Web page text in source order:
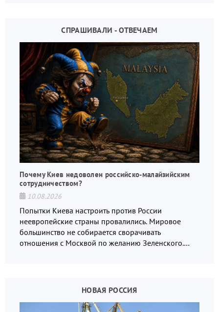
СПРАШИВАЛИ - ОТВЕЧАЕМ
Почему Киев недоволен российско-малайзийским
сотрудничеством?
10.08.2026
Попытки Киева настроить против России
неевропейские страны провалились. Мировое
большинство не собирается сворачивать
отношения с Москвой по желанию Зеленского.
НОВАЯ РОССИЯ